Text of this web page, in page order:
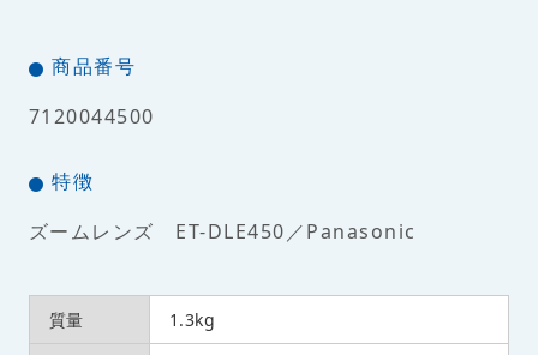
商品番号
7120044500
特徴
ズームレンズ ET-DLE450／Panasonic
質量 1.3kg